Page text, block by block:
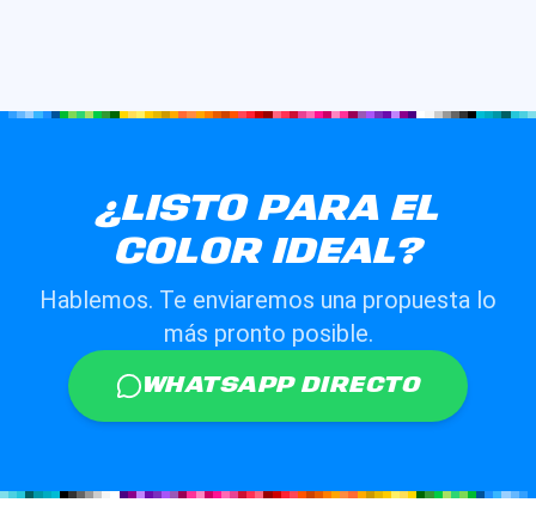
¿LISTO PARA EL
COLOR IDEAL?
Hablemos. Te enviaremos una propuesta lo
más pronto posible.
WHATSAPP DIRECTO